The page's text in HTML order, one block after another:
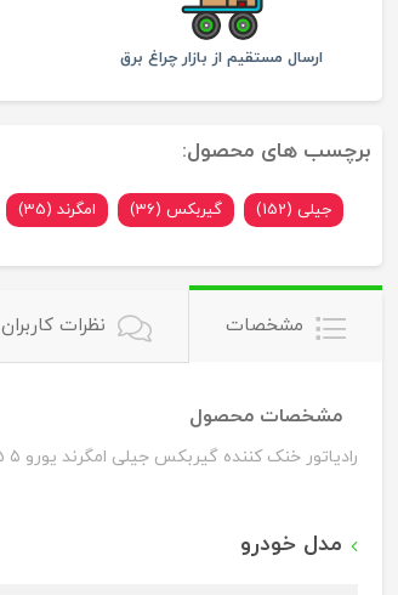
ارسال مستقیم از بازار چراغ برق
برچسب های محصول:
جیلی (152) گیربکس (36) امگرند (35)
مشخصات نظرات کاربران
مشخصات محصول
رادیاتور خنک کننده گیربکس جیلی امگرند یورو Emgrand U5 ۵
مدل خودرو